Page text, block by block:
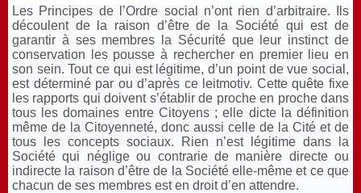
Les Principes de l’Ordre social n’ont rien d’arbitraire. Ils
découlent de la raison d’être de la Société qui est de
garantir à ses membres la Sécurité que leur instinct de
conservation les pousse à rechercher en premier lieu en
son sein. Tout ce qui est légitime, d’un point de vue social,
est déterminé par ou d’après ce leitmotiv. Cette quête fixe
les rapports qui doivent s’établir de proche en proche dans
tous les domaines entre Citoyens ; elle dicte la définition
même de la Citoyenneté, donc aussi celle de la Cité et de
tous les concepts sociaux. Rien n’est légitime dans la
Société qui néglige ou contrarie de manière directe ou
indirecte la raison d’être de la Société elle-même et ce que
chacun de ses membres est en droit d’en attendre.